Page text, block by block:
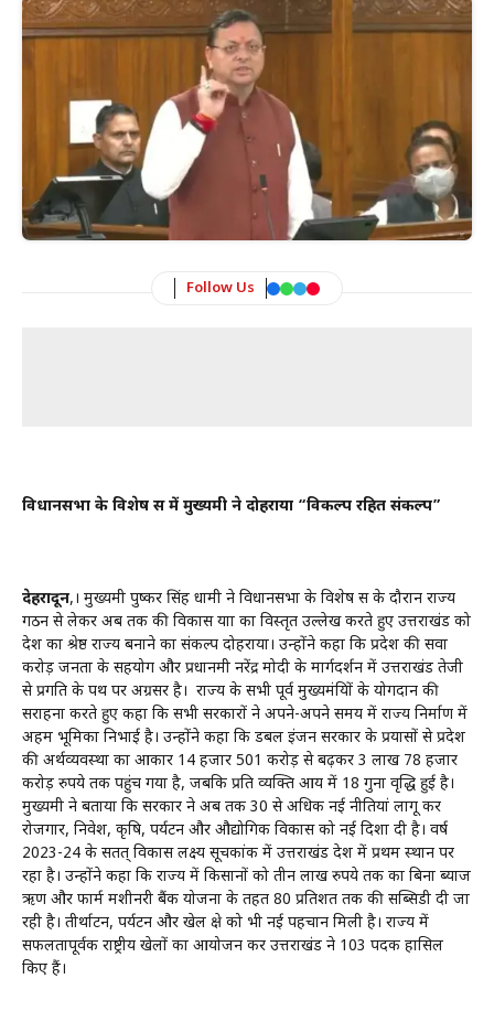
Follow Us
विधानसभा के विशेष सत्र में मुख्यमंत्री ने दोहराया “विकल्प रहित संकल्प”
देहरादून,। मुख्यमंत्री पुष्कर सिंह धामी ने विधानसभा के विशेष सत्र के दौरान राज्य
गठन से लेकर अब तक की विकास यात्रा का विस्तृत उल्लेख करते हुए उत्तराखंड को
देश का श्रेष्ठ राज्य बनाने का संकल्प दोहराया। उन्होंने कहा कि प्रदेश की सवा
करोड़ जनता के सहयोग और प्रधानमंत्री नरेंद्र मोदी के मार्गदर्शन में उत्तराखंड तेजी
से प्रगति के पथ पर अग्रसर है। राज्य के सभी पूर्व मुख्यमंत्रियों के योगदान की
सराहना करते हुए कहा कि सभी सरकारों ने अपने-अपने समय में राज्य निर्माण में
अहम भूमिका निभाई है। उन्होंने कहा कि डबल इंजन सरकार के प्रयासों से प्रदेश
की अर्थव्यवस्था का आकार 14 हजार 501 करोड़ से बढ़कर 3 लाख 78 हजार
करोड़ रुपये तक पहुंच गया है, जबकि प्रति व्यक्ति आय में 18 गुना वृद्धि हुई है।
मुख्यमंत्री ने बताया कि सरकार ने अब तक 30 से अधिक नई नीतियां लागू कर
रोजगार, निवेश, कृषि, पर्यटन और औद्योगिक विकास को नई दिशा दी है। वर्ष
2023-24 के सतत् विकास लक्ष्य सूचकांक में उत्तराखंड देश में प्रथम स्थान पर
रहा है। उन्होंने कहा कि राज्य में किसानों को तीन लाख रुपये तक का बिना ब्याज
ऋण और फार्म मशीनरी बैंक योजना के तहत 80 प्रतिशत तक की सब्सिडी दी जा
रही है। तीर्थाटन, पर्यटन और खेल क्षेत्र को भी नई पहचान मिली है। राज्य में
सफलतापूर्वक राष्ट्रीय खेलों का आयोजन कर उत्तराखंड ने 103 पदक हासिल
किए हैं।